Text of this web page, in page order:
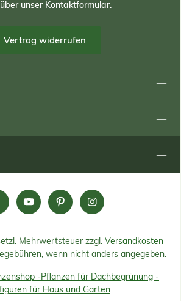
unser Kontaktformular.
Vertrag widerrufen
Mehrwertsteuer zzgl. Versandkosten
wenn nicht anders angegeben.
-Pflanzen für Dachbegrünung -
für Haus und Garten